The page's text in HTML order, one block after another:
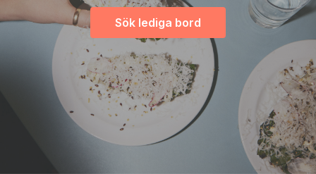
Sök lediga bord